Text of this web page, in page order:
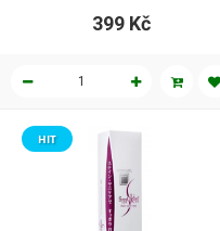
399 Kč
HIT